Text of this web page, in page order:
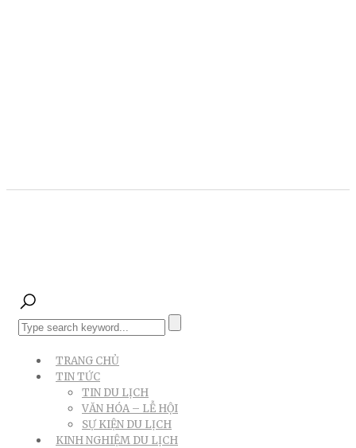
TRANG CHỦ
TIN TỨC
TIN DU LỊCH
VĂN HÓA – LỄ HỘI
SỰ KIỆN DU LỊCH
KINH NGHIỆM DU LỊCH